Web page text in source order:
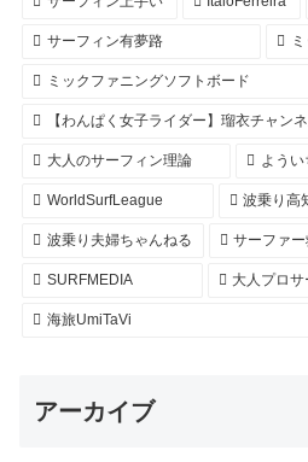
サーフィン有夢路
ミックファニングソフトボード
【わんぱく女子ライダー】瑠衣チャン
大人のサーフィン理論 よう
WorldSurfLeague 波乗り高
波乗り夫婦ちゃんねる サーファー
SURFMEDIA 大人プロ
海旅UmiTaVi
アーカイブ